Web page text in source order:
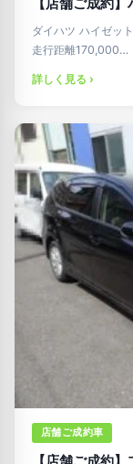
ダイハツ ハイゼッ
走行距離170,000…
詳しく見る ›
店舗ご成約車